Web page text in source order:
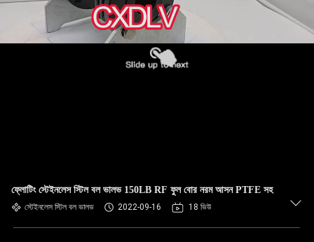
ফ্লোটিং স্টেইনলেস স্টিল বল ভালভ 150LB RF ফুল বোর নরম আসন PTFE সহ
স্টেইনলেস স্টিল বল ভালভ 2022-09-16 18 ভিউ